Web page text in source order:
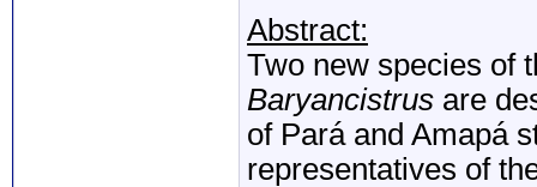
Abstract:
Two new species of
Baryancistrus are
of Pará and Amapá
representatives of